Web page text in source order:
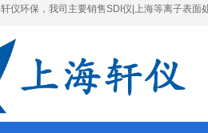
仪环保，我司主要销售SDI仪|上海等离子表面